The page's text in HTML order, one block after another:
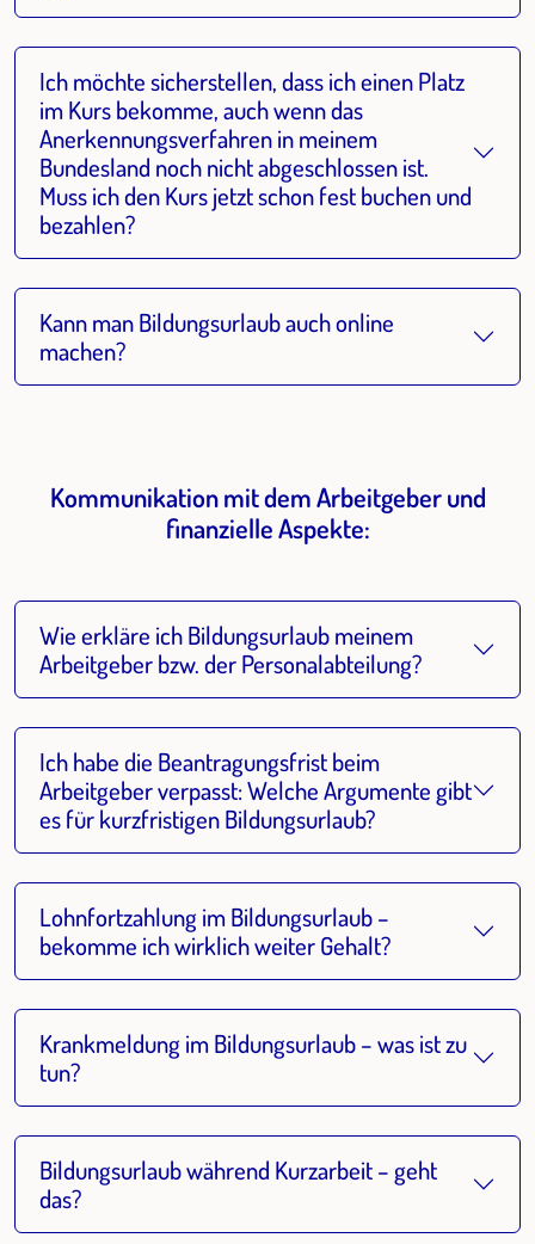
Ich möchte sicherstellen, dass ich einen Platz
im Kurs bekomme, auch wenn das
Anerkennungsverfahren in meinem
Bundesland noch nicht abgeschlossen ist.
Muss ich den Kurs jetzt schon fest buchen und
bezahlen?
Kann man Bildungsurlaub auch online
machen?
Kommunikation mit dem Arbeitgeber und
finanzielle Aspekte:
Wie erkläre ich Bildungsurlaub meinem
Arbeitgeber bzw. der Personalabteilung?
Ich habe die Beantragungsfrist beim
Arbeitgeber verpasst: Welche Argumente gibt
es für kurzfristigen Bildungsurlaub?
Lohnfortzahlung im Bildungsurlaub –
bekomme ich wirklich weiter Gehalt?
Krankmeldung im Bildungsurlaub – was ist zu
tun?
Bildungsurlaub während Kurzarbeit – geht
das?